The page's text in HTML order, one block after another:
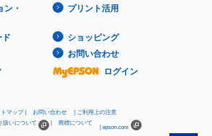
ン・
プリント活用
ショッピング
お問い合わせ
ログイン
トマップ お問い合わせ
ご利用上の注意
扱いについて
商標について
epson.com